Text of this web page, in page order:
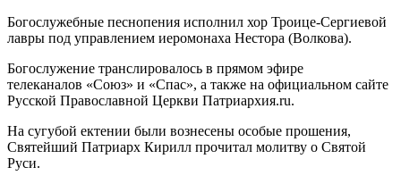
Богослужебные песнопения исполнил хор Троице-Сергиевой
лавры под управлением иеромонаха Нестора (Волкова).
Богослужение транслировалось в прямом эфире
телеканалов «Союз» и «Спас», а также на официальном сайте
Русской Православной Церкви Патриархия.ru.
На сугубой ектении были вознесены особые прошения,
Святейший Патриарх Кирилл прочитал молитву о Святой
Руси.